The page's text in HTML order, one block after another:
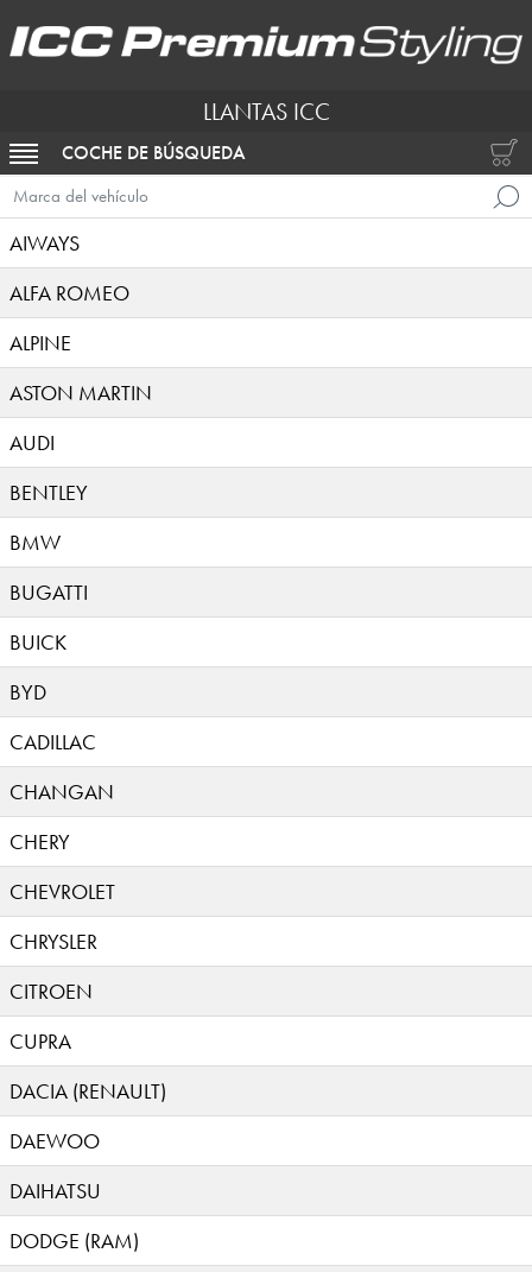
LLANTAS ICC
ACTIVAR NAVEGACIÓN
COCHE DE BÚSQUEDA
Marca del vehículo
AIWAYS
ALFA ROMEO
ALPINE
ASTON MARTIN
AUDI
BENTLEY
BMW
BUGATTI
BUICK
BYD
CADILLAC
CHANGAN
CHERY
CHEVROLET
CHRYSLER
CITROEN
CUPRA
DACIA (RENAULT)
DAEWOO
DAIHATSU
DODGE (RAM)